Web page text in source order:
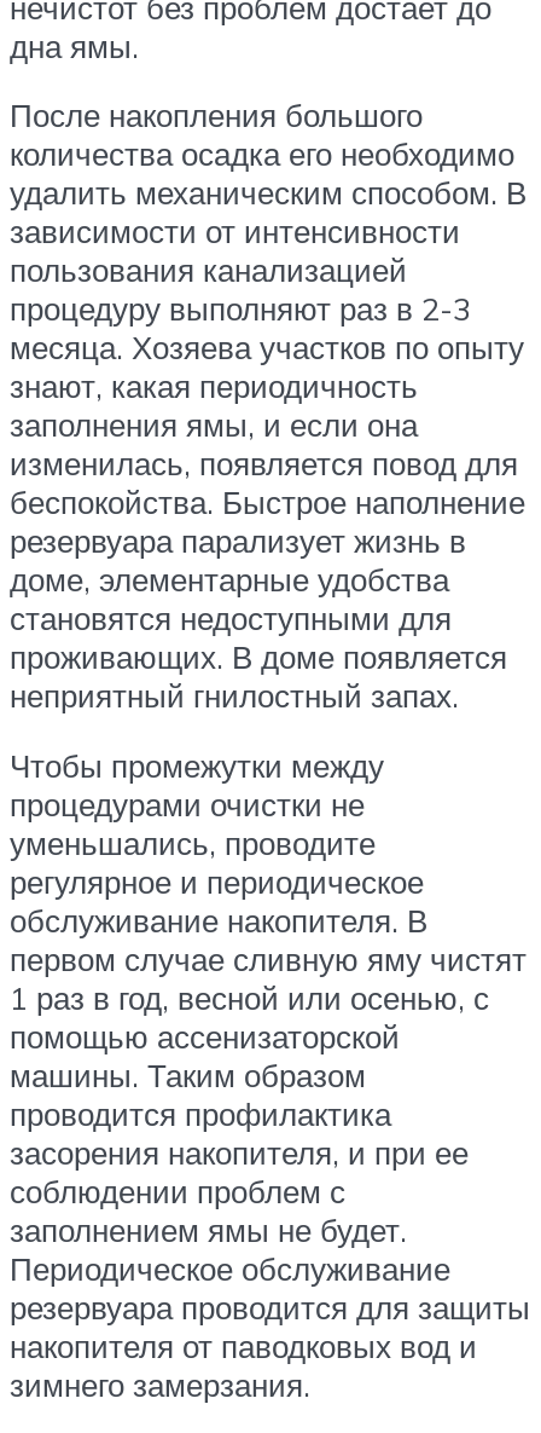
дна ямы.
После накопления большого
количества осадка его необходимо
удалить механическим способом. В
зависимости от интенсивности
пользования канализацией
процедуру выполняют раз в 2-3
месяца. Хозяева участков по опыту
знают, какая периодичность
заполнения ямы, и если она
изменилась, появляется повод для
беспокойства. Быстрое наполнение
резервуара парализует жизнь в
доме, элементарные удобства
становятся недоступными для
проживающих. В доме появляется
неприятный гнилостный запах.
Чтобы промежутки между
процедурами очистки не
уменьшались, проводите
регулярное и периодическое
обслуживание накопителя. В
первом случае сливную яму чистят
1 раз в год, весной или осенью, с
помощью ассенизаторской
машины. Таким образом
проводится профилактика
засорения накопителя, и при ее
соблюдении проблем с
заполнением ямы не будет.
Периодическое обслуживание
резервуара проводится для защиты
накопителя от паводковых вод и
зимнего замерзания.